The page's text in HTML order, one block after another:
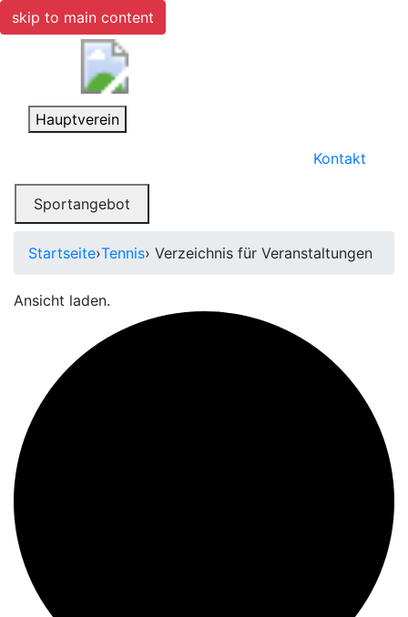
skip to main content
Toggle navigation
Hauptverein
Kontakt
Toggle navigation
Sportangebot
Startseite›Tennis› Verzeichnis für Veranstaltungen
Ansicht laden.